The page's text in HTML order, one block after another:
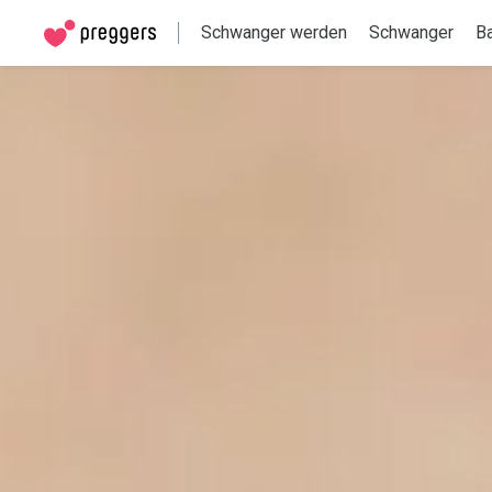
Schwanger werden Schwanger